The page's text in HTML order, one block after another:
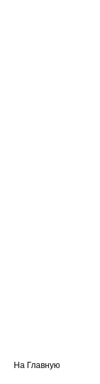
На Главную